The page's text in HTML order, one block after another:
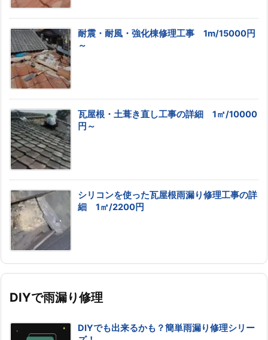
耐震・耐風・強化棟修理工事 1m/15000円
～
瓦屋根・土葺き直し工事の詳細 1㎡/10000
円～
シリコンを使った瓦屋根雨漏り修理工事の詳
細 1㎡/2200円
DIYで雨漏り修理
DIYでも出来るかも？簡単雨漏り修理シリー